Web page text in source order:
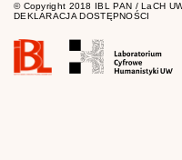
© Copyright 2018 IBL PAN / LaCH
DEKLARACJA DOSTĘPNOŚCI